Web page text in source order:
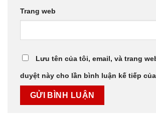
Trang web
Lưu tên của tôi, email, và trang
duyệt này cho lần bình luận kế tiếp